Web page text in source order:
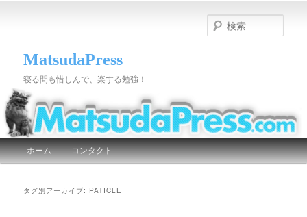
MatsudaPress
寝る間も惜しんで、楽する勉強！
索
メインメニュー
メインコンテンツへ移動
サブコンテンツへ移動
ホーム コンタクト
タグ別アーカイブ: PATICLE